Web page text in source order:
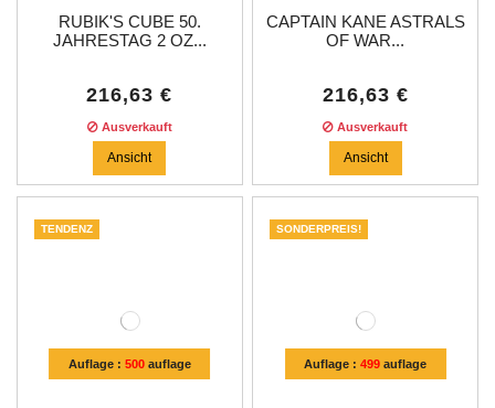
RUBIK'S CUBE 50.
JAHRESTAG 2 OZ...
216,63 €
Ausverkauft
Ansicht
CAPTAIN KANE ASTRALS
OF WAR...
216,63 €
Ausverkauft
Ansicht
Auflage : 500auflage
TENDENZ
Auflage :499 auflage
SONDERPREIS!